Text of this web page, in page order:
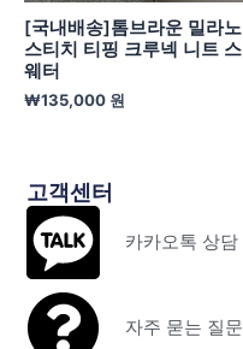
[국내배송]톰브라운 밀라노
스티치 티핑 크루넥 니트 스
웨터
₩135,000 원
고객센터
카카오톡 상담
자주 묻는 질문